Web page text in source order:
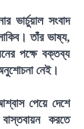
ভার্চুয়াল সংবাদ
তাঁর ভাষ্য,
পক্ষে বক্তব্য
নেই।
পেয়ে দেশে
করতে